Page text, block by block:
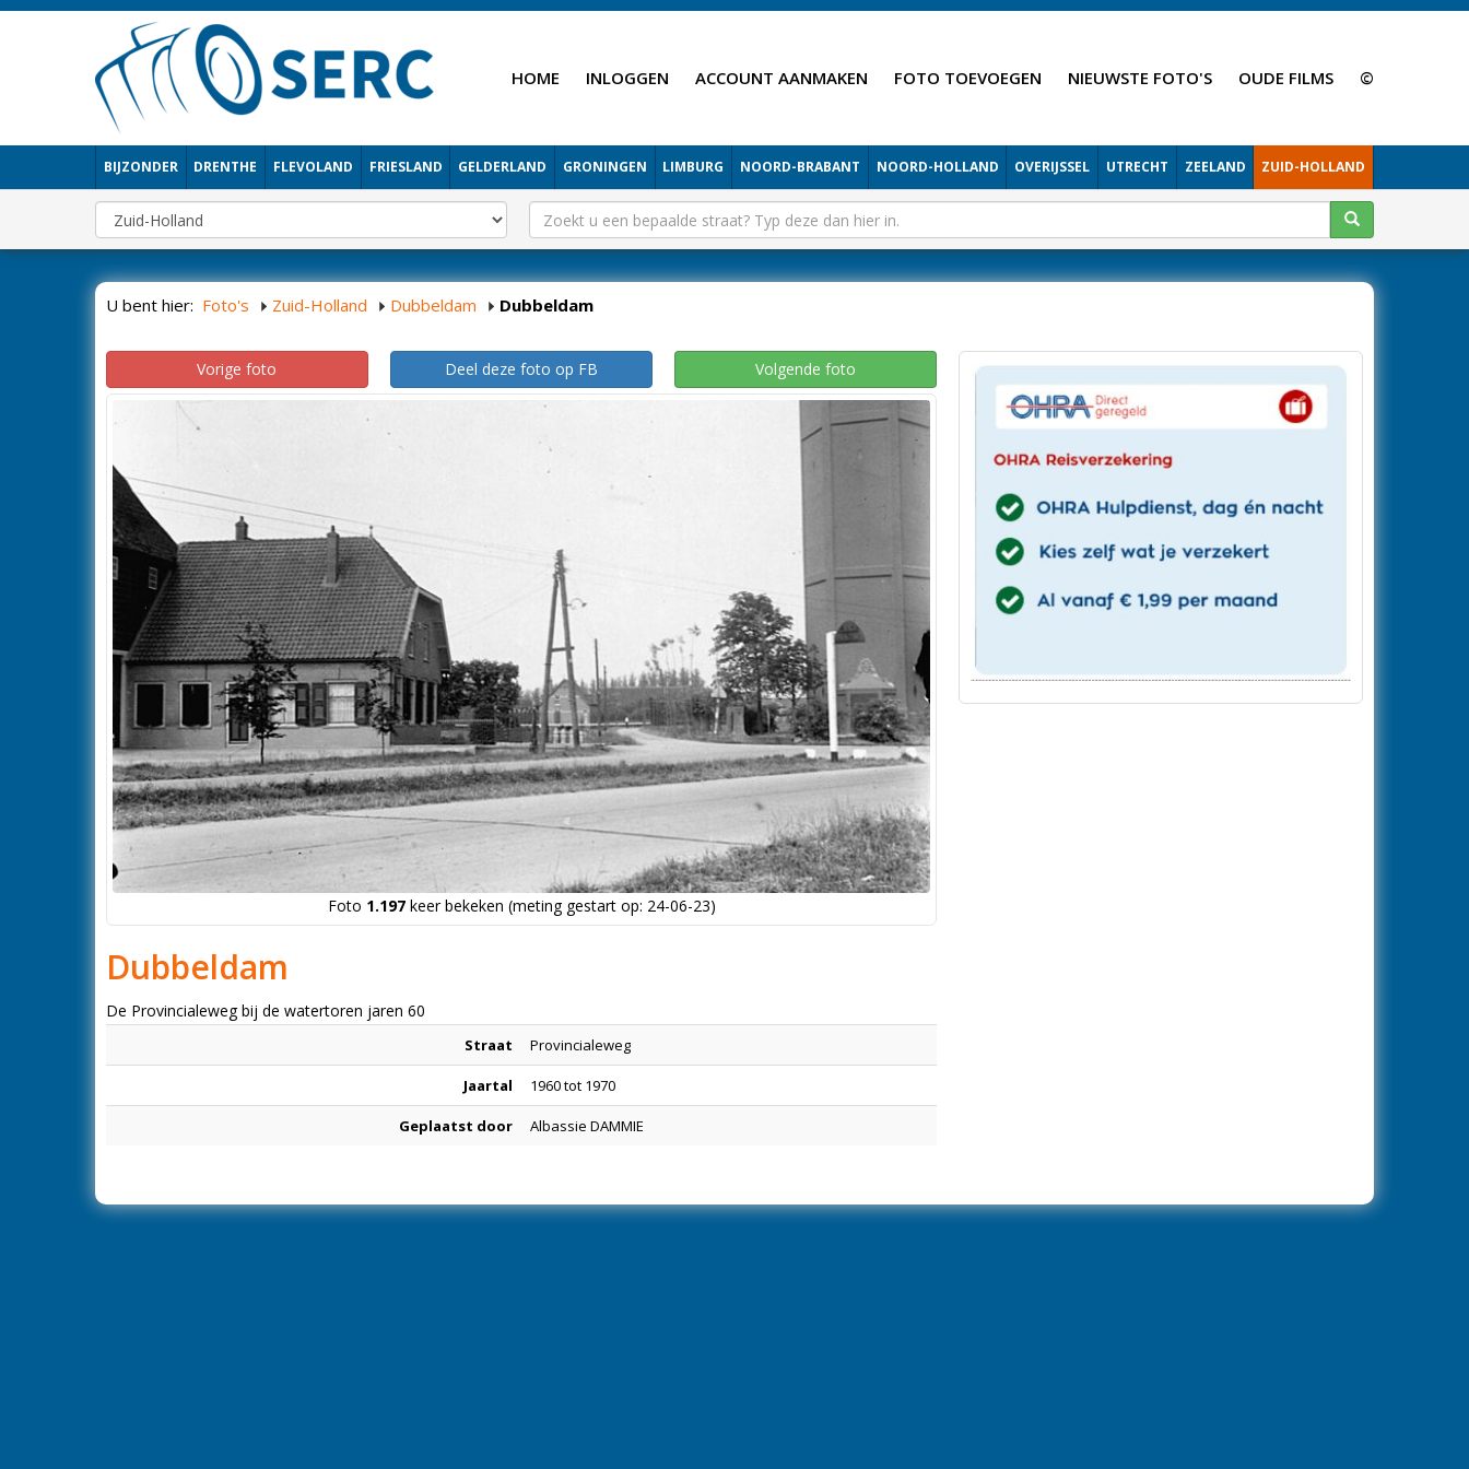
HOME INLOGGEN ACCOUNT AANMAKEN FOTO TOEVOEGEN NIEUWSTE FOTO'S OUDE FILMS ©
BIJZONDER DRENTHE FLEVOLAND FRIESLAND GELDERLAND GRONINGEN LIMBURG NOORD-BRABANT NOORD-HOLLAND OVERIJSSEL UTRECHT ZEELAND ZUID-HOLLAND
U bent hier: Foto's Zuid-Holland Dubbeldam Dubbeldam
Vorige foto Deel deze foto op FB Volgende foto
Foto 1.197keer bekeken (meting gestart op: 24-06-23)
Dubbeldam
De Provincialeweg bij de watertoren jaren 60
Straat Provincialeweg
Jaartal 1960 tot 1970
Geplaatst door Albassie DAMMIE